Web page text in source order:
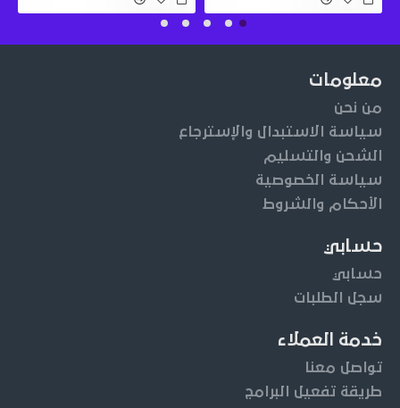
معلومات
من نحن
سياسة الاستبدال والإسترجاع
الشحن والتسليم
سياسة الخصوصية
الأحكام والشروط
حسابي
حسابي
سجل الطلبات
خدمة العملاء
تواصل معنا
طريقة تفعيل البرامج